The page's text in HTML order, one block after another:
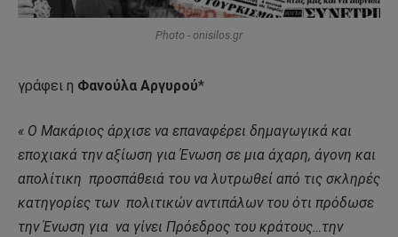
Photo - onisilos.gr
γράφει η Φανούλα Αργυρού*
« Ο Μακάριος άρχισε να επαναφέρει δημαγωγικά και
εποχιακά την αξίωση για Ένωση σε μια άχαρη, άγονη και
απολίτικη προσπάθειά του να λυτρωθεί από τις σκληρές
κατηγορίες των πολιτικών αντιπάλων του ότι πρόδωσε
την Ένωση για να γίνει Πρόεδρος του κράτους…την